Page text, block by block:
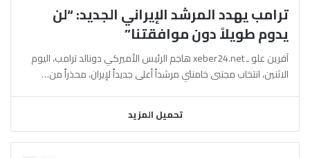
ترامب يهدد المرشد الإيراني الجديد: “لن
يدوم طويلاً دون موافقتنا”
آفرين علو ـ xeber24.net هاجم الرئيس الأميركي دونالد ترامب، اليوم
الاثنين، انتخاب مجتبى خامنئي مرشداً أعلى جديداً لإيران، محذراً من…
تحميل المزيد